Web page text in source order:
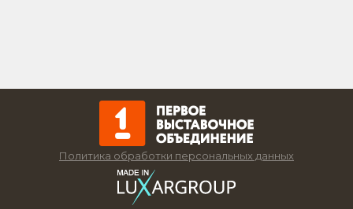
Политика обработки персональных данных